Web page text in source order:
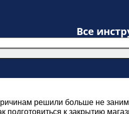
решили больше не
подготовиться к закрытию
Все